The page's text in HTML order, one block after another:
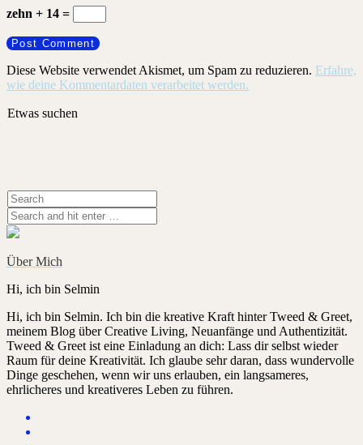
zehn + 14 =
Diese Website verwendet Akismet, um Spam zu reduzieren. Erfahre,
wie deine Kommentardaten verarbeitet werden.
Etwas suchen
Über Mich
Hi, ich bin Selmin
Hi, ich bin Selmin. Ich bin die kreative Kraft hinter Tweed & Greet,
meinem Blog über Creative Living, Neuanfänge und Authentizität.
Tweed & Greet ist eine Einladung an dich: Lass dir selbst wieder
Raum für deine Kreativität. Ich glaube sehr daran, dass wundervolle
Dinge geschehen, wenn wir uns erlauben, ein langsameres,
ehrlicheres und kreativeres Leben zu führen.